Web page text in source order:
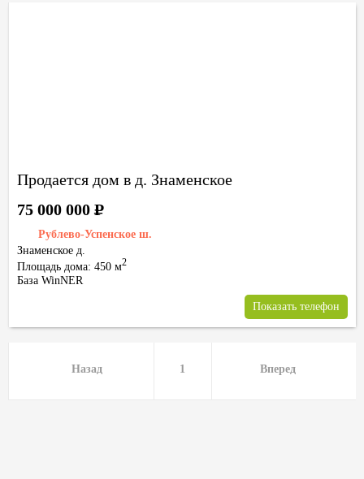
Продается дом в д. Знаменское
Рублево-Успенское ш.
Знаменское д.
Площадь дома: 450 м2
75 000 000Р
База WinNER
Показать телефон
Назад 1 Вперед